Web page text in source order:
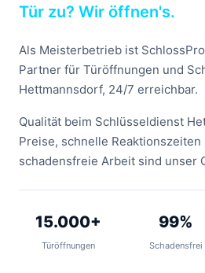
Tür zu? Wir öffnen's.
Als Meisterbetrieb ist
Partner für Türöffnungen und
Hettmannsdorf, 24/7 erreichbar.
Qualität beim Schlüsseldienst
Preise, schnelle Reaktionszeiten
schadensfreie Arbeit sind unser
15.000+
Türöffnungen
99%
Schadensfrei